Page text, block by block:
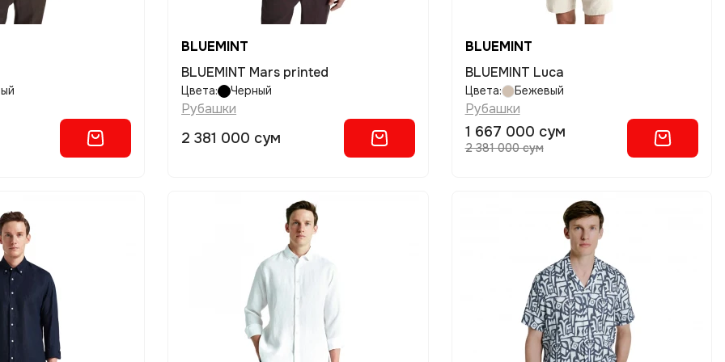
BLUEMINT
BLUEMINT Mars printed
Цвета: Черный
Рубашки
2 381 000 сум
BLUEMINT
BLUEMINT Luca
Цвета: Бежевый
Рубашки
1 667 000 сум
2 381 000 сум